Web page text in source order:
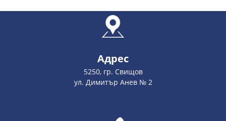
Адрес
5250, гр. Свищов
ул. Димитър Анев № 2